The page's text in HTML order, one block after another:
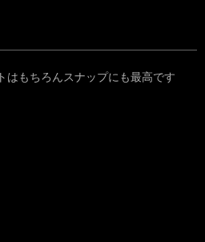
はもちろんスナップにも最高です